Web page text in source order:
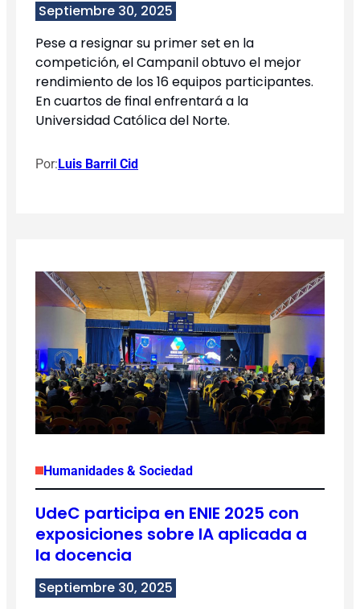
Septiembre 30, 2025
Pese a resignar su primer set en la
competición, el Campanil obtuvo el mejor
rendimiento de los 16 equipos participantes.
En cuartos de final enfrentará a la
Universidad Católica del Norte.
Por:Luis Barril Cid
Humanidades & Sociedad
UdeC participa en ENIE 2025 con
exposiciones sobre IA aplicada a
la docencia
Septiembre 30, 2025